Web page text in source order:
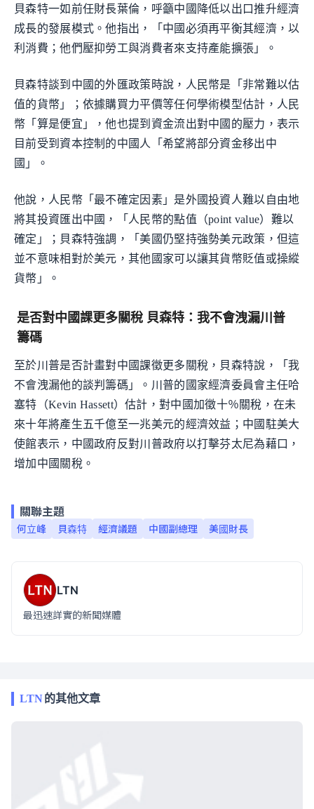
貝森特一如前任財長葉倫，呼籲中國降低以出口推升經濟
成長的發展模式。他指出，「中國必須再平衡其經濟，以
利消費；他們壓抑勞工與消費者來支持產能擴張」。
貝森特談到中國的外匯政策時說，人民幣是「非常難以估
值的貨幣」；依據購買力平價等任何學術模型估計，人民
幣「算是便宜」，他也提到資金流出對中國的壓力，表示
目前受到資本控制的中國人「希望將部分資金移出中
國」。
他說，人民幣「最不確定因素」是外國投資人難以自由地
將其投資匯出中國，「人民幣的點值（point value）難以
確定」；貝森特強調，「美國仍堅持強勢美元政策，但這
並不意味相對於美元，其他國家可以讓其貨幣貶值或操縱
貨幣」。
是否對中國課更多關稅 貝森特：我不會洩漏川普
籌碼
至於川普是否計畫對中國課徵更多關稅，貝森特說，「我
不會洩漏他的談判籌碼」。川普的國家經濟委員會主任哈
塞特（Kevin Hassett）估計，對中國加徵十％關稅，在未
來十年將產生五千億至一兆美元的經濟效益；中國駐美大
使館表示，中國政府反對川普政府以打擊芬太尼為藉口，
增加中國關稅。
關聯主題
何立峰 貝森特 經濟議題 中國副總理 美國財長
LTN
最迅速詳實的新聞媒體
LTN的其他文章